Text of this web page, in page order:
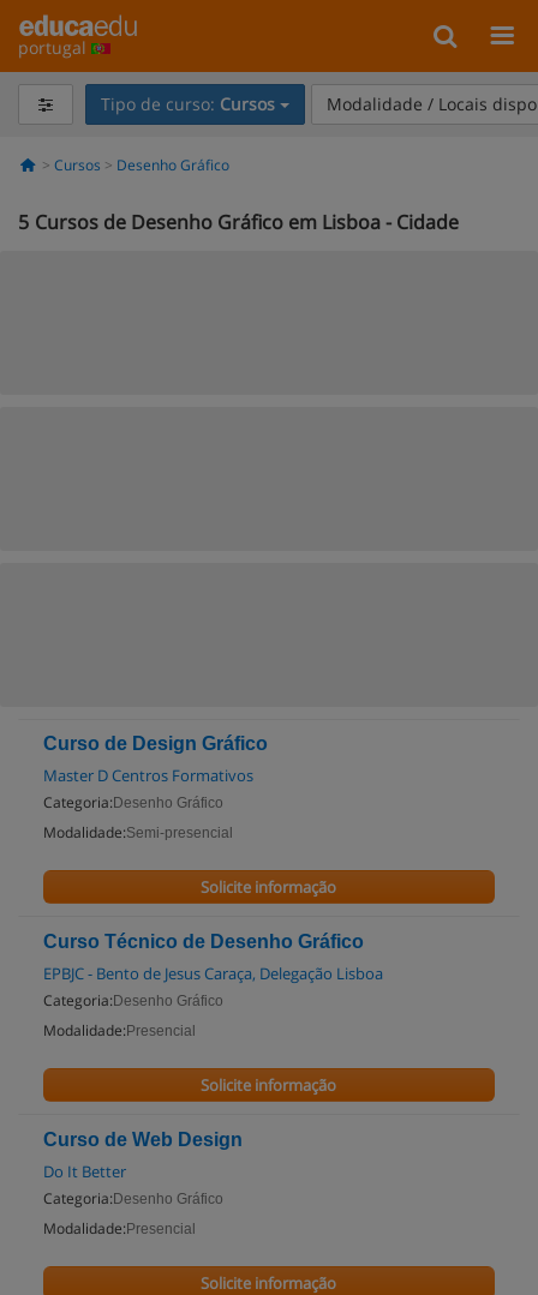
portugal
Tipo de curso: Cursos Modalidade / Locais
Cursos Desenho Gráfico
5 Cursos de Desenho Gráfico em Lisboa - Cidade
Curso de Design Gráfico
Master D Centros Formativos
Categoria: Desenho Gráfico
Modalidade:Semi-presencial
Solicite informação
Curso Técnico de Desenho Gráfico
EPBJC - Bento de Jesus Caraça, Delegação Lisboa
Categoria: Desenho Gráfico
Modalidade: Presencial
Solicite informação
Curso de Web Design
Do It Better
Categoria: Desenho Gráfico
Modalidade: Presencial
Solicite informação